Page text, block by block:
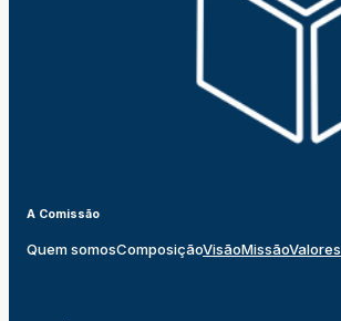
A Comissão
Quem somosComposiçãoVisãoMissãoValores